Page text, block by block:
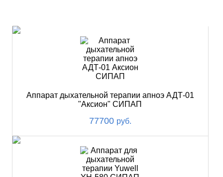
Аппарат дыхательной терапии апноэ АДТ-01
"Аксион" СИПАП
77700 руб.